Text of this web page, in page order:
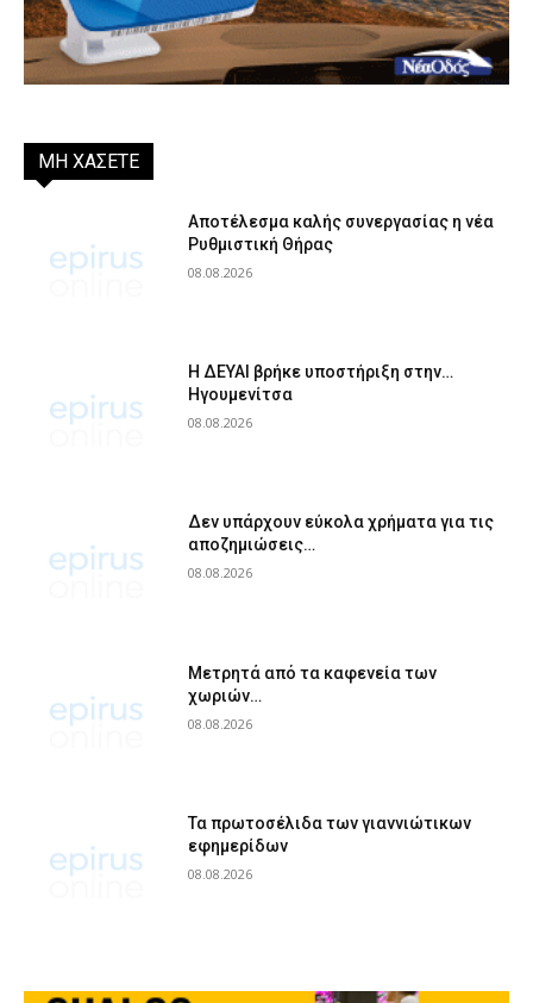
ΜΗ ΧΑΣΕΤΕ
Αποτέλεσμα καλής συνεργασίας η νέα
Ρυθμιστική Θήρας
08.08.2026
Η ΔΕΥΑΙ βρήκε υποστήριξη στην…
Ηγουμενίτσα
08.08.2026
Δεν υπάρχουν εύκολα χρήματα για τις
αποζημιώσεις…
08.08.2026
Μετρητά από τα καφενεία των
χωριών…
08.08.2026
Τα πρωτοσέλιδα των γιαννιώτικων
εφημερίδων
08.08.2026